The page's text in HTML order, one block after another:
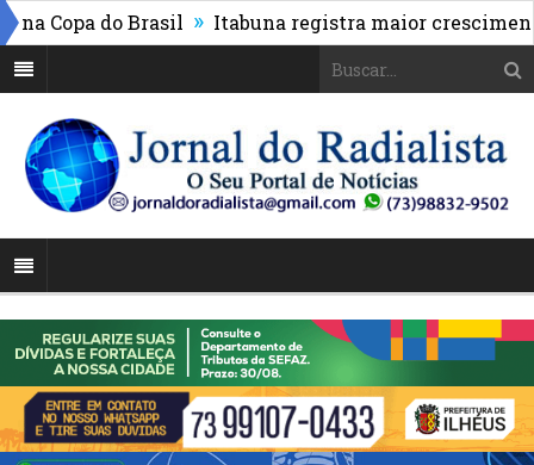
do Brasil » Itabuna registra maior crescimento do